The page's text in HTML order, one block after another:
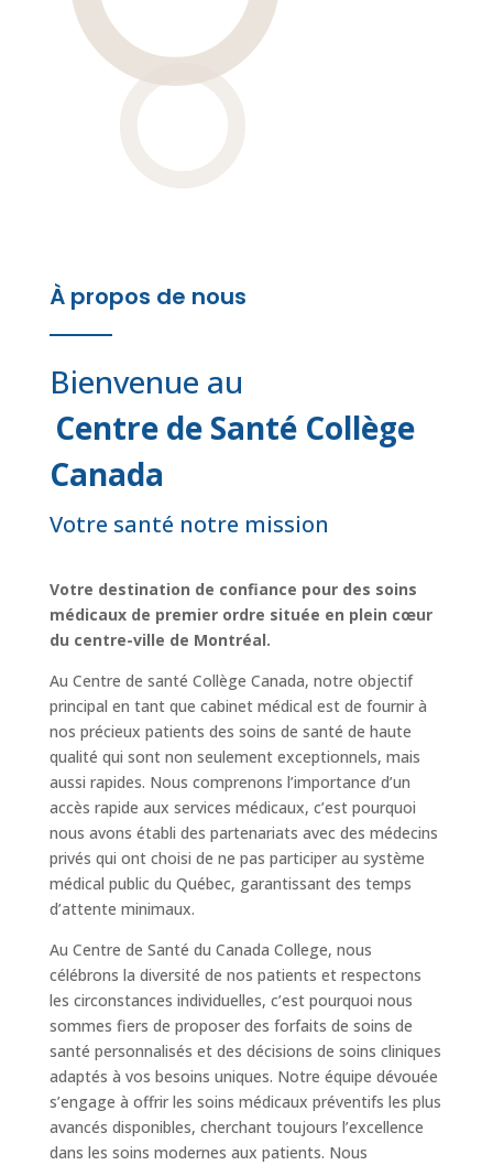
À propos de nous
Bienvenue au
Centre de Santé Collège
Canada
Votre santé notre mission
Votre destination de confiance pour des soins
médicaux de premier ordre située en plein cœur
du centre-ville de Montréal.
Au Centre de santé Collège Canada, notre objectif
principal en tant que cabinet médical est de fournir à
nos précieux patients des soins de santé de haute
qualité qui sont non seulement exceptionnels, mais
aussi rapides. Nous comprenons l’importance d’un
accès rapide aux services médicaux, c’est pourquoi
nous avons établi des partenariats avec des médecins
privés qui ont choisi de ne pas participer au système
médical public du Québec, garantissant des temps
d’attente minimaux.
Au Centre de Santé du Canada College, nous
célébrons la diversité de nos patients et respectons
les circonstances individuelles, c’est pourquoi nous
sommes fiers de proposer des forfaits de soins de
santé personnalisés et des décisions de soins cliniques
adaptés à vos besoins uniques. Notre équipe dévouée
s’engage à offrir les soins médicaux préventifs les plus
avancés disponibles, cherchant toujours l’excellence
dans les soins modernes aux patients. Nous